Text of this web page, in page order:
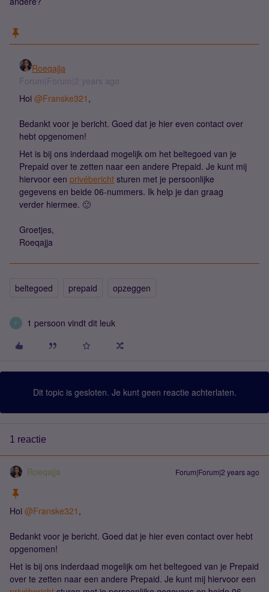
Roeqajja
Forum|Forum|2 years ago
Hoi @Franske321 ,
Bedankt voor je bericht. Goed dat je hier even contact over
hebt opgenomen!
Het is bij ons inderdaad mogelijk om het beltegoed van je
Prepaid over te zetten naar een andere Prepaid. Je kunt mij
hiervoor een privébericht sturen met je persoonlijke
gegevens en beide 06-nummers. Ik help je dan graag
verder hiermee. 🙂
Groetjes,
Roeqajja
beltegoed prepaid opzeggen
F 1 persoon vindt dit leuk
Dit topic is gesloten. Je kunt geen reactie achterlaten.
1 reactie
Roeqajja Forum|Forum|2 years ago
Hoi @Franske321 ,
Bedankt voor je bericht. Goed dat je hier even contact over hebt
opgenomen!
Het is bij ons inderdaad mogelijk om het beltegoed van je Prepaid
over te zetten naar een andere Prepaid. Je kunt mij hiervoor een